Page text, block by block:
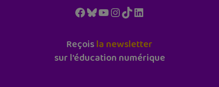
Facebook
Bluesky
YouTube
Instagram
TikTokLinkedIn
Reçoisla newsletter
sur l'éducation numérique